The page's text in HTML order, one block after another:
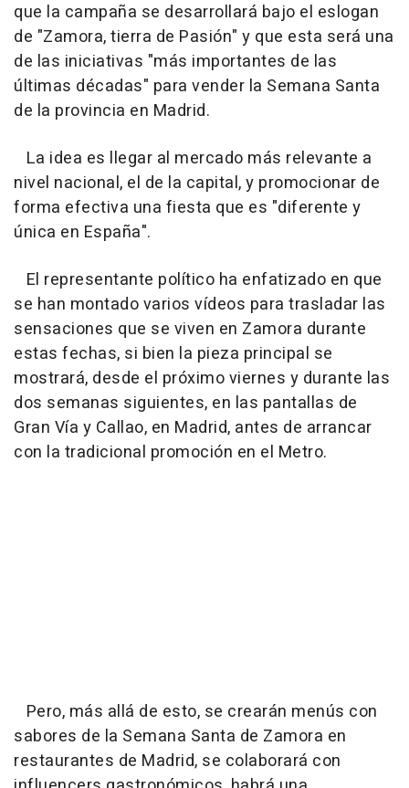
que la campaña se desarrollará bajo el eslogan
de "Zamora, tierra de Pasión" y que esta será una
de las iniciativas "más importantes de las
últimas décadas" para vender la Semana Santa
de la provincia en Madrid.
La idea es llegar al mercado más relevante a
nivel nacional, el de la capital, y promocionar de
forma efectiva una fiesta que es "diferente y
única en España".
El representante político ha enfatizado en que
se han montado varios vídeos para trasladar las
sensaciones que se viven en Zamora durante
estas fechas, si bien la pieza principal se
mostrará, desde el próximo viernes y durante las
dos semanas siguientes, en las pantallas de
Gran Vía y Callao, en Madrid, antes de arrancar
con la tradicional promoción en el Metro.
Pero, más allá de esto, se crearán menús con
sabores de la Semana Santa de Zamora en
restaurantes de Madrid, se colaborará con